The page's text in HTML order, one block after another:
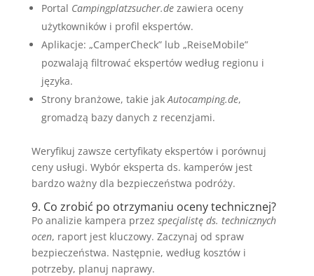
Portal Campingplatzsucher.dezawiera oceny
użytkowników i profil ekspertów.
Aplikacje: „CamperCheck” lub „ReiseMobile”
pozwalają filtrować ekspertów według regionu i
języka.
Strony branżowe, takie jakAutocamping.de,
gromadzą bazy danych z recenzjami.
Weryfikuj zawsze certyfikaty ekspertów i porównuj
ceny usługi. Wybór eksperta ds. kamperów jest
bardzo ważny dla bezpieczeństwa podróży.
9. Co zrobić po otrzymaniu oceny technicznej?
Po analizie kampera przez specjalistę ds. technicznych
ocen, raport jest kluczowy. Zaczynaj od spraw
bezpieczeństwa. Następnie, według kosztów i
potrzeby, planuj naprawy.